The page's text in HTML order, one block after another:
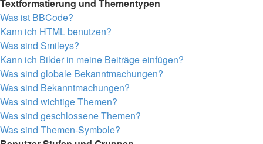
Textformatierung und Thementypen
Was ist BBCode?
Kann ich HTML benutzen?
Was sind Smileys?
Kann ich Bilder in meine Beiträge einfügen?
Was sind globale Bekanntmachungen?
Was sind Bekanntmachungen?
Was sind wichtige Themen?
Was sind geschlossene Themen?
Was sind Themen-Symbole?